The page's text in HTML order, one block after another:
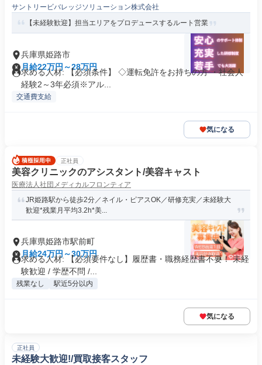
サントリービバレッジソリューション株式会社
【未経験歓迎】担当エリアをプロデュースするルート営業
兵庫県姫路市
月給22万円～28万円
求める人材: 【必須条件】 ◇運転免許をお持ちの方 ・社会人
経験2～3年必須※アル...
交通費支給
気になる
正社員
美容クリニックのアシスタント/美容キャスト
医療法人社団メディカルフロンティア
JR姫路駅から徒歩2分／ネイル・ピアスOK／研修充実／未経験大
歓迎*残業月平均3.2h*美...
兵庫県姫路市駅前町
月給24万円～30万円
求める人材: 【必須要件なし】履歴書・職務経歴書不要！ 未経
験歓迎 / 学歴不問 /...
残業なし 駅近5分以内
気になる
正社員
未経験大歓迎!/買取接客スタッフ